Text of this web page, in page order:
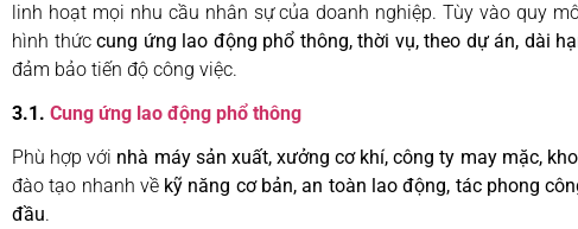
linh hoạt mọi nhu cầu nhân sự của doanh nghiệp. Tùy vào quy
hình thức cung ứng lao động phổ thông, thời vụ, theo dự án, dài
đảm bảo tiến độ công việc.
3.1. Cung ứng lao động phổ thông
Phù hợp với nhà máy sản xuất, xưởng cơ khí, công ty may mặc,
đào tạo nhanh về kỹ năng cơ bản, an toàn lao động, tác phong
đầu.